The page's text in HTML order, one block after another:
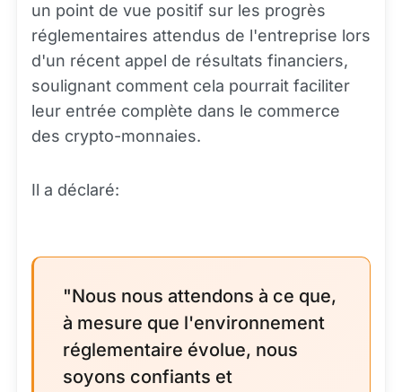
un point de vue positif sur les progrès
réglementaires attendus de l'entreprise lors
d'un récent appel de résultats financiers,
soulignant comment cela pourrait faciliter
leur entrée complète dans le commerce
des crypto-monnaies.
Il a déclaré:
"Nous nous attendons à ce que,
à mesure que l'environnement
réglementaire évolue, nous
soyons confiants et